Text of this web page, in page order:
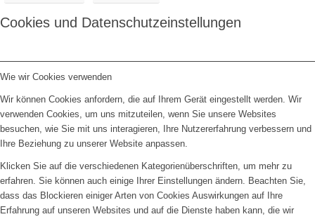
Cookies und Datenschutzeinstellungen
Wie wir Cookies verwenden
Wir können Cookies anfordern, die auf Ihrem Gerät eingestellt werden. Wir
verwenden Cookies, um uns mitzuteilen, wenn Sie unsere Websites
besuchen, wie Sie mit uns interagieren, Ihre Nutzererfahrung verbessern und
Ihre Beziehung zu unserer Website anpassen.
Klicken Sie auf die verschiedenen Kategorienüberschriften, um mehr zu
erfahren. Sie können auch einige Ihrer Einstellungen ändern. Beachten Sie,
dass das Blockieren einiger Arten von Cookies Auswirkungen auf Ihre
Erfahrung auf unseren Websites und auf die Dienste haben kann, die wir